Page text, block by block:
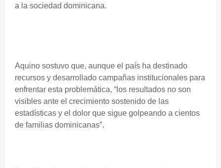
a la sociedad dominicana.
Aquino sostuvo que, aunque el país ha destinado
recursos y desarrollado campañas institucionales para
enfrentar esta problemática, “los resultados no son
visibles ante el crecimiento sostenido de las
estadísticas y el dolor que sigue golpeando a cientos
de familias dominicanas”.